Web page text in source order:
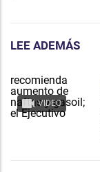
LEE ADEMÁS
VIDEO